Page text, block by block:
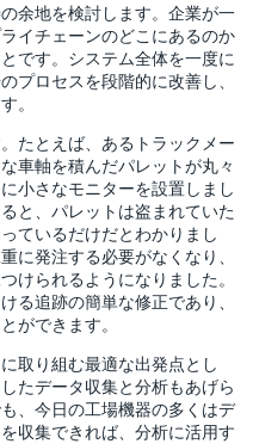
余地を検討します。企業が一
イチェーンのどこにあるのか
です。システム全体を一度に
プロセスを段階的に改善し、
。
たとえば、あるトラックメー
車軸を積んだパレットが丸々
小さなモニターを設置しまし
と、パレットは盗まれていた
ているだけだとわかりまし
に発注する必要がなくなり、
けられるようになりました。
る追跡の簡単な修正であり、
ができます。
取り組む最適な出発点とし
たデータ収集と分析もあげら
、今日の工場機器の多くはデ
収集できれば、分析に活用す